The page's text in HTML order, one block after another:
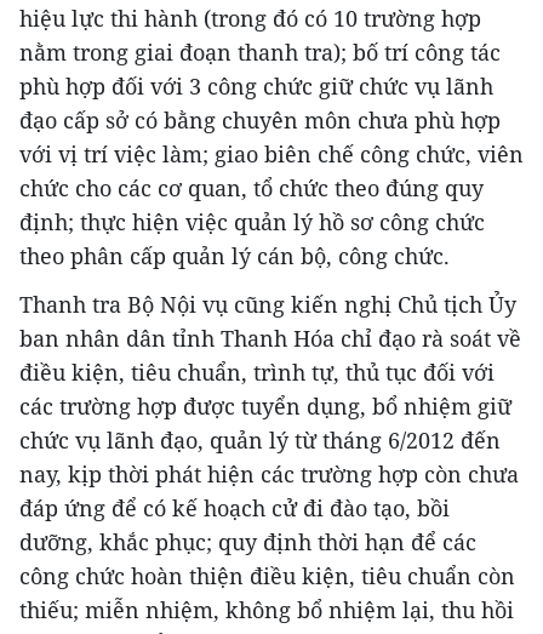
hiệu lực thi hành (trong đó có 10 trường hợp
nằm trong giai đoạn thanh tra); bố trí công tác
phù hợp đối với 3 công chức giữ chức vụ lãnh
đạo cấp sở có bằng chuyên môn chưa phù hợp
với vị trí việc làm; giao biên chế công chức, viên
chức cho các cơ quan, tổ chức theo đúng quy
định; thực hiện việc quản lý hồ sơ công chức
theo phân cấp quản lý cán bộ, công chức.
Thanh tra Bộ Nội vụ cũng kiến nghị Chủ tịch Ủy
ban nhân dân tỉnh Thanh Hóa chỉ đạo rà soát về
điều kiện, tiêu chuẩn, trình tự, thủ tục đối với
các trường hợp được tuyển dụng, bổ nhiệm giữ
chức vụ lãnh đạo, quản lý từ tháng 6/2012 đến
nay, kịp thời phát hiện các trường hợp còn chưa
đáp ứng để có kế hoạch cử đi đào tạo, bồi
dưỡng, khắc phục; quy định thời hạn để các
công chức hoàn thiện điều kiện, tiêu chuẩn còn
thiếu; miễn nhiệm, không bổ nhiệm lại, thu hồi